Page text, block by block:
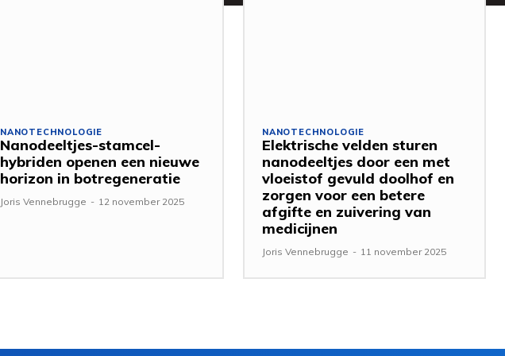
NANOTECHNOLOGIE
Nanodeeltjes-stamcel-
hybriden openen een nieuwe
horizon in botregeneratie
Joris Vennebrugge - 12 november 2025
NANOTECHNOLOGIE
Elektrische velden sturen
nanodeeltjes door een met
vloeistof gevuld doolhof en
zorgen voor een betere
afgifte en zuivering van
medicijnen
Joris Vennebrugge - 11 november 2025